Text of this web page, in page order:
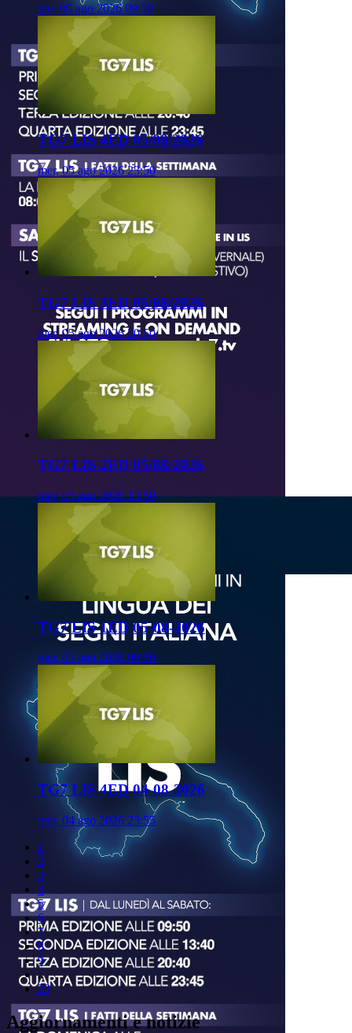
gio, 06 ago 2026 09:50
TG7 LIS 4ED 05/08/2026
mer, 05 ago 2026 23:50
TG7 LIS 3ED 05/08/2026
mer, 05 ago 2026 20:50
TG7 LIS 2ED 05/08/2026
mer, 05 ago 2026 13:50
TG7 LIS 1ED 05-08-2026
mer, 05 ago 2026 09:50
TG7 LIS 4ED 04-08-2026
mar, 04 ago 2026 23:55
1
2
3
4
5
6
7
8
9
..
23
Aggiornamenti e notizie